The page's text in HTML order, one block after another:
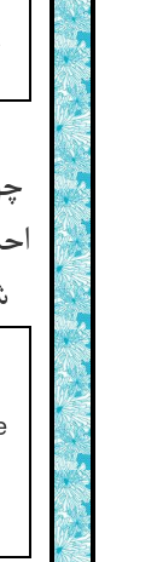
شد ازیشان بس نهان